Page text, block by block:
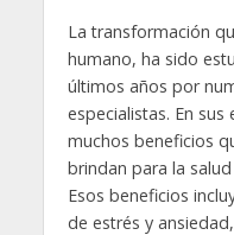
La transformación
humano, ha sido
últimos años por
especialistas. En
muchos beneficios
brindan para la
Esos beneficios
de estrés y